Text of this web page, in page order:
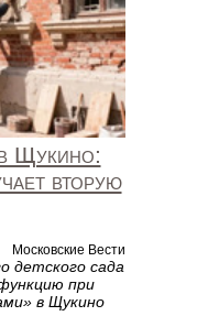
Щукино:
вторую
Московские Вести
детского сада
при
в Щукино